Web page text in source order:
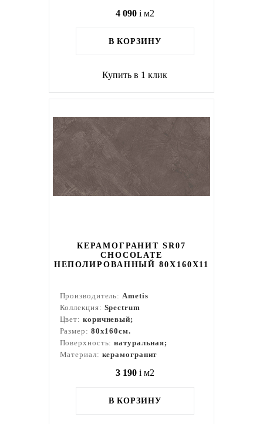
4 090 i м2
В КОРЗИНУ
Купить в 1 клик
КЕРАМОГРАНИТ SR07
CHOCOLATE
НЕПОЛИРОВАННЫЙ 80X160Х11
Производитель:Ametis
Коллекция: Spectrum
Цвет: коричневый;
Размер: 80x160см.
Поверхность:натуральная;
Материал: керамогранит
3 190 i м2
В КОРЗИНУ